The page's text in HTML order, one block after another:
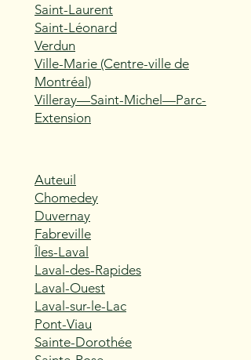
Saint-Laurent
Saint-Léonard
Verdun
Ville-Marie (Centre-ville de
Montréal)
Villeray—Saint-Michel—Parc-
Extension
Auteuil
Chomedey
Duvernay
Fabreville
Îles-Laval
Laval-des-Rapides
Laval-Ouest
Laval-sur-le-Lac
Pont-Viau
Sainte-Dorothée